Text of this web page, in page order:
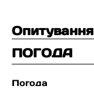
Опитування
ПОГОДА
Погода